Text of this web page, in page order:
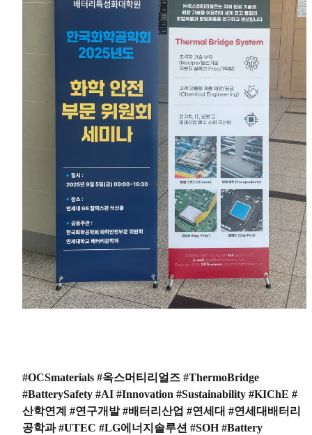
#OCSmaterials #옥스머티리얼즈 #ThermoBridge
#BatterySafety #AI #Innovation #Sustainability #KIChE #
산학연계 #연구개발 #배터리산업 #연세대 #연세대배터리
공학과 #UTEC #LG에너지솔루션 #SOH #Battery